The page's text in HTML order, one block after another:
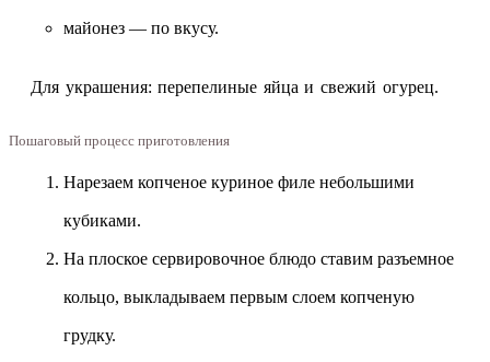
майонез — по вкусу.
Для украшения: перепелиные яйца и свежий огурец.
Пошаговый процесс приготовления
Нарезаем копченое куриное филе небольшими
кубиками.
На плоское сервировочное блюдо ставим разъемное
кольцо, выкладываем первым слоем копченую
грудку.